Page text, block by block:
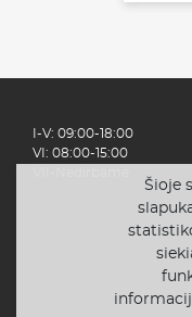
Šioje
I-V: 09:00-18:00
VI: 08:00-15:00